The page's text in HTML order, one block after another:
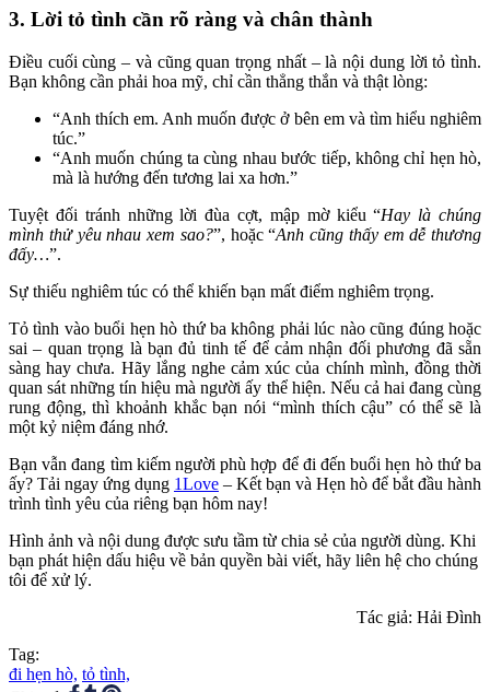
3. Lời tỏ tình cần rõ ràng và chân thành
Điều cuối cùng – và cũng quan trọng nhất – là nội dung lời tỏ tình.
Bạn không cần phải hoa mỹ, chỉ cần thẳng thắn và thật lòng:
“Anh thích em. Anh muốn được ở bên em và tìm hiểu nghiêm
túc.”
“Anh muốn chúng ta cùng nhau bước tiếp, không chỉ hẹn hò,
mà là hướng đến tương lai xa hơn.”
Tuyệt đối tránh những lời đùa cợt, mập mờ kiểu “Hay là chúng
mình thử yêu nhau xem sao?”, hoặc “Anh cũng thấy em dễ thương
đấy…”.
Sự thiếu nghiêm túc có thể khiến bạn mất điểm nghiêm trọng.
Tỏ tình vào buổi hẹn hò thứ ba không phải lúc nào cũng đúng hoặc
sai – quan trọng là bạn đủ tinh tế để cảm nhận đối phương đã sẵn
sàng hay chưa. Hãy lắng nghe cảm xúc của chính mình, đồng thời
quan sát những tín hiệu mà người ấy thể hiện. Nếu cả hai đang cùng
rung động, thì khoảnh khắc bạn nói “mình thích cậu” có thể sẽ là
một kỷ niệm đáng nhớ.
Bạn vẫn đang tìm kiếm người phù hợp để đi đến buổi hẹn hò thứ ba
ấy? Tải ngay ứng dụng 1Love – Kết bạn và Hẹn hò để bắt đầu hành
trình tình yêu của riêng bạn hôm nay!
Hình ảnh và nội dung được sưu tầm từ chia sẻ của người dùng. Khi
bạn phát hiện dấu hiệu về bản quyền bài viết, hãy liên hệ cho chúng
tôi để xử lý.
Tác giả: Hải Đình
Tag:
đi hẹn hò, tỏ tình,